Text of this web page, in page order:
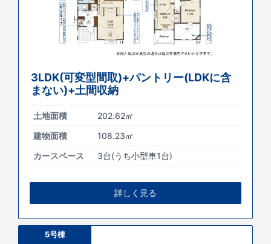
3LDK(可変型間取)+パントリー(LDKに含
まない)+土間収納
土地面積
202.62㎡
建物面積
108.23㎡
カースペース
3台(うち小型車1台)
詳しく見る
5号棟